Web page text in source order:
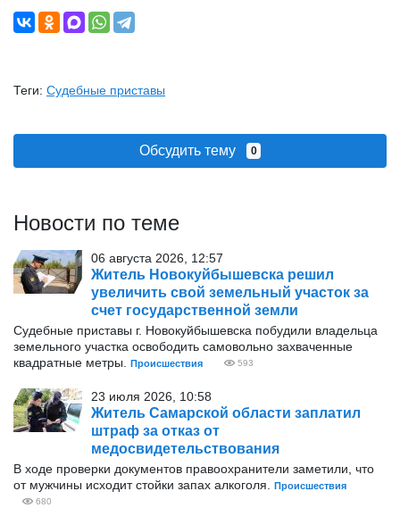
Теги: Судебные приставы
Обсудить тему 0
Новости по теме
06 августа 2026, 12:57
Житель Новокуйбышевска решил
увеличить свой земельный участок за
счет государственной земли
Судебные приставы г. Новокуйбышевска побудили владельца
земельного участка освободить самовольно захваченные
квадратные метры.
Происшествия 593
23 июля 2026, 10:58
Житель Самарской области заплатил
штраф за отказ от
медосвидетельствования
В ходе проверки документов правоохранители заметили, что
от мужчины исходит стойки запах алкоголя.
Происшествия
680